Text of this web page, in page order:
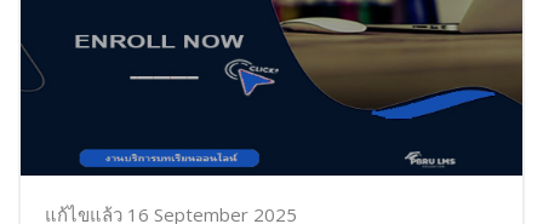
แก้ไขแล้ว 16 September 2025